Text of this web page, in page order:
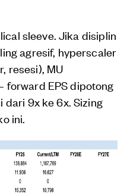
sleeve. Jika disiplin
agresif, hyperscaler
resesi), MU
EPS dipotong
9x ke 6x. Sizing
ini.